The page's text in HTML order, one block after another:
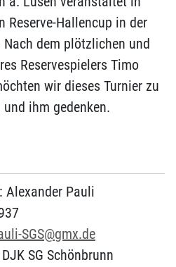
Reserve-Hallencup in der
dem plötzlichen und
Reservespielers Timo
wir dieses Turnier zu
ihm gedenken.
Alexander Pauli
SGS@gmx.de
SG Schönbrunn